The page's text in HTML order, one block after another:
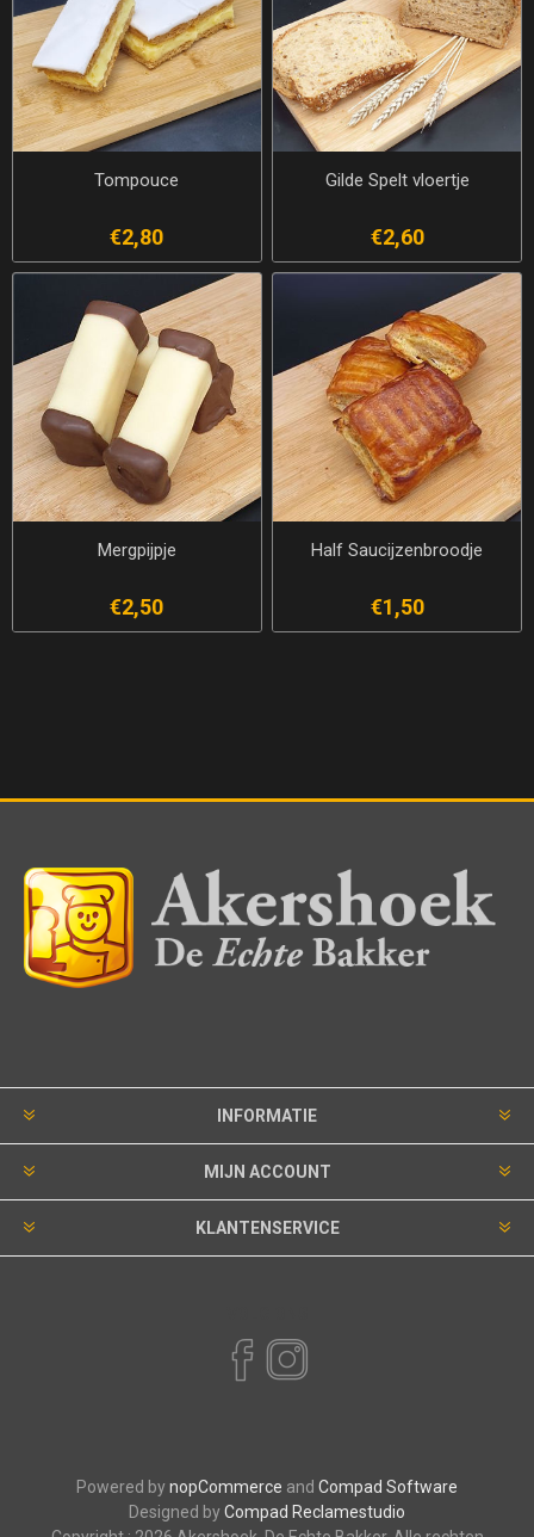
Tompouce
€2,80
Gilde Spelt vloertje
€2,60
Mergpijpje
€2,50
Half Saucijzenbroodje
€1,50
INFORMATIE
MIJN ACCOUNT
KLANTENSERVICE
Powered bynopCommerce and Compad Software
Designed byCompad Reclamestudio